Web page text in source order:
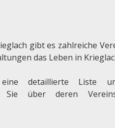
gibt es zahlreiche
das Leben in
detaillierte Liste
Sie über deren